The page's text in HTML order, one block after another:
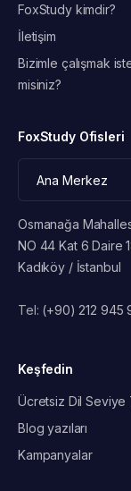
FoxStudy kimdir?
İletişim
Bizimle çalışmak
misiniz?
FoxStudy Ofisleri
Osmanağa
NO 44 Kat 6 Daire
Kadıköy / İstanbul
Tel: (+90) 212 945
Keşfedin
Ücretsiz Dil Seviye
Blog yazıları
Kampanyalar